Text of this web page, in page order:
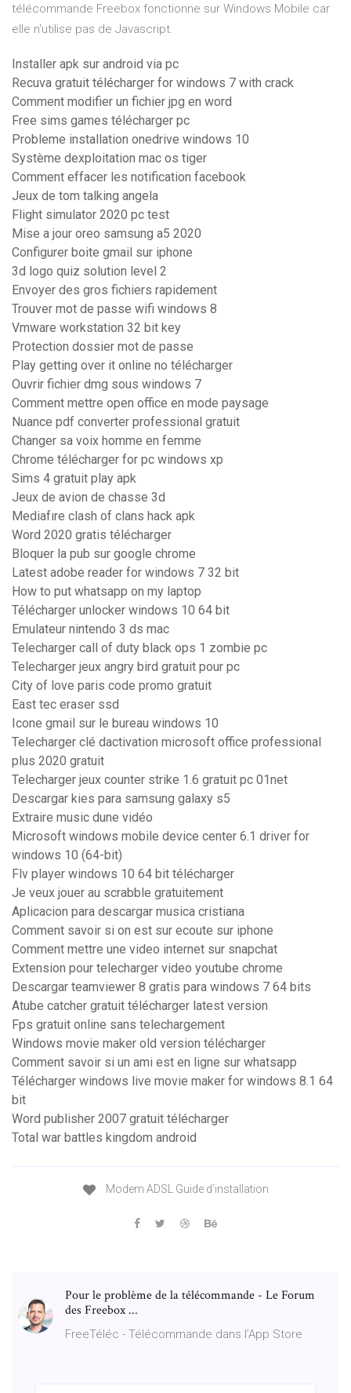
télécommande Freebox fonctionne sur Windows Mobile car
elle n'utilise pas de Javascript.
Installer apk sur android via pc
Recuva gratuit télécharger for windows 7 with crack
Comment modifier un fichier jpg en word
Free sims games télécharger pc
Probleme installation onedrive windows 10
Système dexploitation mac os tiger
Comment effacer les notification facebook
Jeux de tom talking angela
Flight simulator 2020 pc test
Mise a jour oreo samsung a5 2020
Configurer boite gmail sur iphone
3d logo quiz solution level 2
Envoyer des gros fichiers rapidement
Trouver mot de passe wifi windows 8
Vmware workstation 32 bit key
Protection dossier mot de passe
Play getting over it online no télécharger
Ouvrir fichier dmg sous windows 7
Comment mettre open office en mode paysage
Nuance pdf converter professional gratuit
Changer sa voix homme en femme
Chrome télécharger for pc windows xp
Sims 4 gratuit play apk
Jeux de avion de chasse 3d
Mediafıre clash of clans hack apk
Word 2020 gratis télécharger
Bloquer la pub sur google chrome
Latest adobe reader for windows 7 32 bit
How to put whatsapp on my laptop
Télécharger unlocker windows 10 64 bit
Emulateur nintendo 3 ds mac
Telecharger call of duty black ops 1 zombie pc
Telecharger jeux angry bird gratuit pour pc
City of love paris code promo gratuit
East tec eraser ssd
Icone gmail sur le bureau windows 10
Telecharger clé dactivation microsoft office professional
plus 2020 gratuit
Telecharger jeux counter strike 1.6 gratuit pc 01net
Descargar kies para samsung galaxy s5
Extraire music dune vidéo
Microsoft windows mobile device center 6.1 driver for
windows 10 (64-bit)
Flv player windows 10 64 bit télécharger
Je veux jouer au scrabble gratuitement
Aplicacion para descargar musica cristiana
Comment savoir si on est sur ecoute sur iphone
Comment mettre une video internet sur snapchat
Extension pour telecharger video youtube chrome
Descargar teamviewer 8 gratis para windows 7 64 bits
Atube catcher gratuit télécharger latest version
Fps gratuit online sans telechargement
Windows movie maker old version télécharger
Comment savoir si un ami est en ligne sur whatsapp
Télécharger windows live movie maker for windows 8.1 64
bit
Word publisher 2007 gratuit télécharger
Total war battles kingdom android
Modem ADSL Guide d’installation
Pour le problème de la télécommande - Le Forum
des Freebox ...
‎FreeTéléc - Télécommande dans l’App Store